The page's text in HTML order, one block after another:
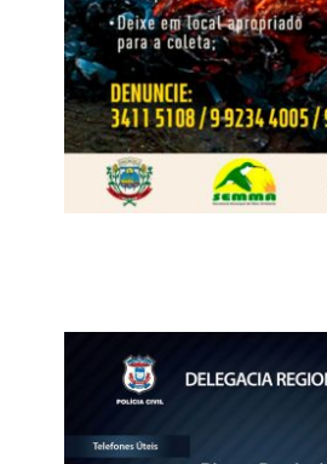
ele, os estudantes precisam sair
para um mercado de trabalho e
nos quais o autoconhecimento, a
conhecimento de suas
eles desenvolvam senso de
e compromisso social, estando
encarar os desafios que
Veja Mais: “Se precisar, peço
Joice sobre votos para
Sobre a Conquista Solução